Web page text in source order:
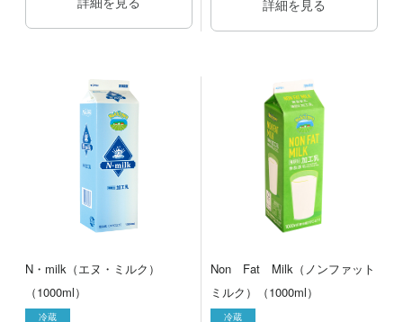
詳細を見る
N・milk（エヌ・ミルク）
（1000ml）
冷蔵
Non Fat Milk（ノンファット
ミルク）（1000ml）
冷蔵